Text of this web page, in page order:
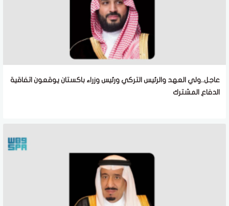
عاجل..ولي العهد والرئيس التركي ورئيس وزراء باكستان يوقعون اتفاقية
الدفاع المشترك